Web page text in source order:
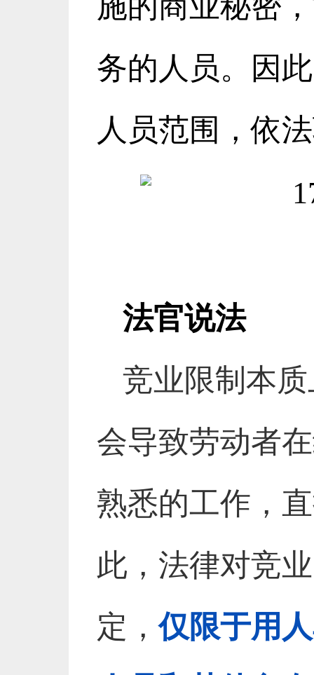
务的人员。因
人员范围，依
法官说法
竞业限制本
会导致劳动者
熟悉的工作，
此，法律对竞
定，仅限于用